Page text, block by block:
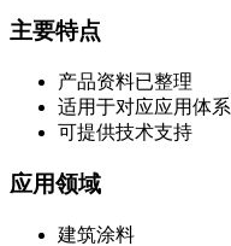
主要特点
产品资料已整理
适用于对应应用体系
可提供技术支持
应用领域
建筑涂料